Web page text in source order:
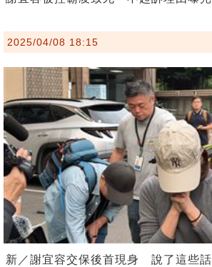
2025/04/08 18:15
新／謝宜容交保後首現身 說了這些話